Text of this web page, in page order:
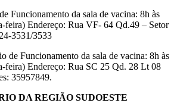
Funcionamento da sala de vacina: 8h às
feira) Endereço: Rua VF- 64 Qd.49 – Setor
3531/3533
de Funcionamento da sala de vacina: 8h às
feira) Endereço: Rua SC 25 Qd. 28 Lt 08
35957849.
DA REGIÃO SUDOESTE